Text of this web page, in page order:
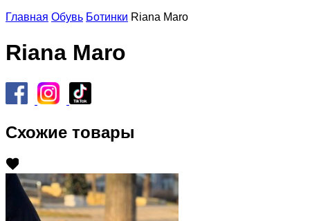
Главная Обувь Ботинки Riana Maro
Riana Maro
Схожие товары